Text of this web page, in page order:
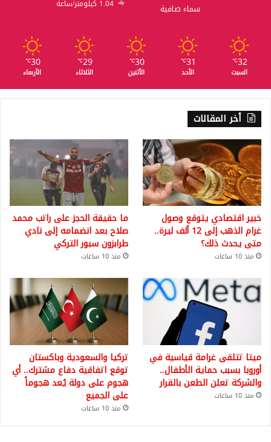
سماء صافية
1.04 كيلومتر/ساعة
32
℃
السبت
31
℃
الأحد
30
℃
الأثنين
29
℃
الثلاثاء
30
℃
الأربعاء
أخر المقالات
خبير اقتصادي يتوقع وصول
غرام الذهب إلى 12 ألف ليرة..
متى يحدث ذلك؟
منذ 10 ساعات
ما حقيقة الحجز على راتب محمد
صلاح بعد انضمامه إلى نادي
طرابزون سبور التركي
منذ 10 ساعات
ميتا تتلقى غرامة قياسية في
أوروبا بسبب حماية الأطفال..
والشركة تعلن الطعن بالقرار
منذ 10 ساعات
تركيا والسعودية وباكستان
توقع اتفاقية دفاع مشترك.. أي
هجوم على دولة يُعد هجوماً
على الجميع
منذ 10 ساعات